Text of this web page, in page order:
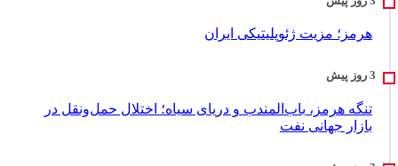
هرمز؛ مزیت ژئوپلیتیکی ایران
تنگه هرمز، باب‌المندب و دریای سیاه؛ اختلال حمل‌ونقل در
بازار جهانی نفت